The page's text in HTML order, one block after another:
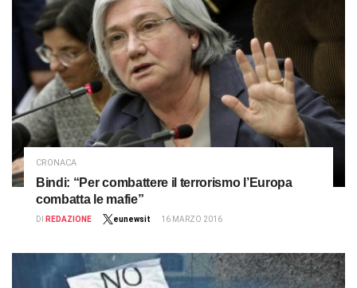
CRONACA
Bindi: “Per combattere il terrorismo l’Europa
combatta le mafie”
DI REDAZIONE eunewsit 16 MARZO 2016